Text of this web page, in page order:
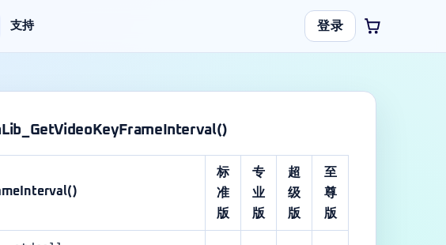
支持 登录
标
准
版
专
业
版
超
级
版
至
尊
版